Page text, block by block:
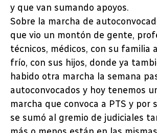
y que van sumando apoyos.
Sobre la marcha de
que vio un montón de gente,
técnicos, médicos, con su familia
frío, con sus hijos, donde ya
habido otra marcha la semana
autoconvocados y hoy tenemos
marcha que convoca a PTS y por
se sumó al gremio de judiciales